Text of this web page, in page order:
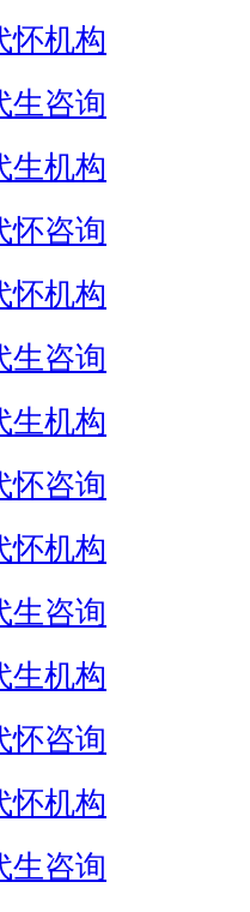
怀机构
生咨询
生机构
怀咨询
怀机构
生咨询
生机构
怀咨询
怀机构
生咨询
生机构
怀咨询
怀机构
生咨询